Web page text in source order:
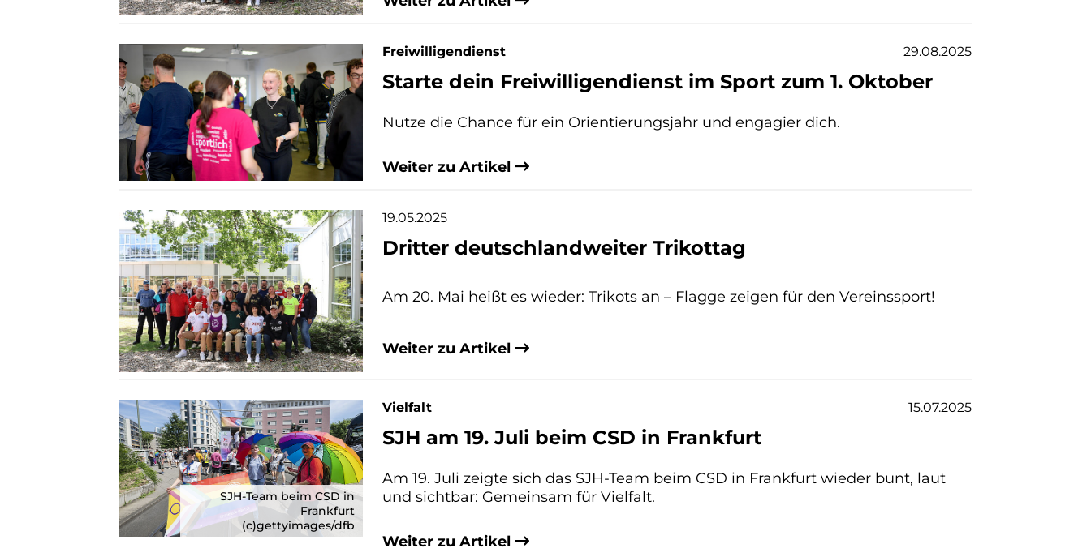
Freiwilligendienst 29.08.2025
Starte dein Freiwilligendienst im Sport zum 1. Oktober
Nutze die Chance für ein Orientierungsjahr und engagier dich.
Weiter zu Artikel
19.05.2025
Dritter deutschlandweiter Trikottag
Am 20. Mai heißt es wieder: Trikots an – Flagge zeigen für den Vereinssport!
Weiter zu Artikel
Vielfalt 15.07.2025
SJH am 19. Juli beim CSD in Frankfurt
SJH-Team beim CSD in
Frankfurt
(c)gettyimages/dfb
Am 19. Juli zeigte sich das SJH-Team beim CSD in Frankfurt wieder bunt, laut
und sichtbar: Gemeinsam für Vielfalt.
Weiter zu Artikel